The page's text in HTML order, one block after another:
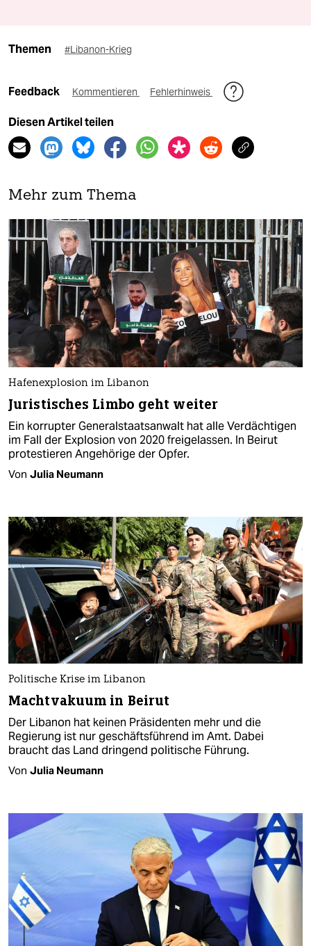
Themen #Libanon-Krieg
Feedback Kommentieren Fehlerhinweis
Diesen Artikel teilen
Mehr zum Thema
Hafenexplosion im Libanon
Juristisches Limbo geht weiter
Ein korrupter Generalstaatsanwalt hat alle Verdächtigen
im Fall der Explosion von 2020 freigelassen. In Beirut
protestieren Angehörige der Opfer.
Von Julia Neumann
Politische Krise im Libanon
Machtvakuum in Beirut
Der Libanon hat keinen Präsidenten mehr und die
Regierung ist nur geschäftsführend im Amt. Dabei
braucht das Land dringend politische Führung.
Von Julia Neumann